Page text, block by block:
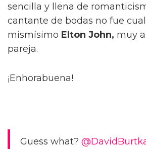
sencilla y llena de
cantante de bodas no fue
mismísimo Elton John, muy
pareja.
¡Enhorabuena!
Guess what?